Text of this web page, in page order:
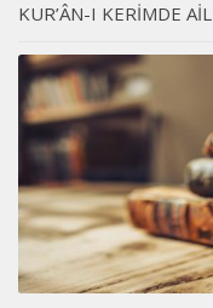
KUR’ÂN-I KERİMDE